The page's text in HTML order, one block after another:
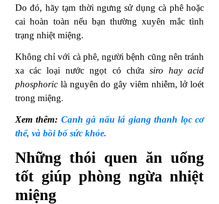
Do đó, hãy tạm thời ngưng sử dụng cà phê hoặc
cai hoàn toàn nếu bạn thường xuyên mắc tình
trạng nhiệt miệng.
Không chỉ với cà phê, người bệnh cũng nên tránh
xa các loại nước ngọt có chứa siro hay acid
phosphoriclà nguyên do gây viêm nhiễm, lở loét
trong miệng.
Xem thêm: Canh gà nấu lá giang thanh lọc cơ
thể, và bồi bổ sức khỏe.
Những thói quen ăn uống
tốt giúp phòng ngừa nhiệt
miệng